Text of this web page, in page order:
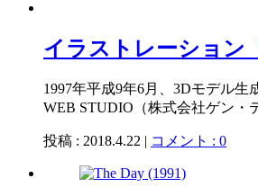
イラストレーション
1997年平成9年6月、3Dモデル生
WEB STUDIO（株式会社ゲン・
投稿 : 2018.4.22 | コメント : 0